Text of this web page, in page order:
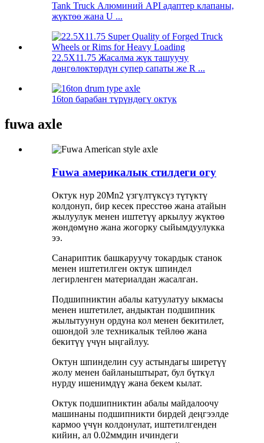
Tank Truck Алюминий API адаптер клапаны,
жүктөө жана U ...
22.5X11.75 Жасалма жүк ташуучу
дөңгөлөктөрдүн супер сапаты же R ...
16ton барабан түрүндөгү октук
fuwa axle
Fuwa америкалык стилдеги огу
Октук нур 20Mn2 үзгүлтүксүз түтүктү
колдонуп, бир кесек пресстөө жана атайын
жылуулук менен иштетүү аркылуу жүктөө
жөндөмүнө жана жогорку сыйымдуулукка
ээ.
Санариптик башкаруучу токардык станок
менен иштетилген октук шпиндел
легирленген материалдан жасалган.
Подшипниктин абалы катуулатуу ыкмасы
менен иштетилет, андыктан подшипник
жылытуунун ордуна кол менен бекитилет,
ошондой эле техникалык тейлөө жана
бекитүү үчүн ыңгайлуу.
Октун шпинделин суу астындагы ширетүү
жолу менен байланыштырат, бул бүткүл
нурду ишенимдүү жана бекем кылат.
Октук подшипниктин абалы майдалоочу
машинаны подшипникти бирдей деңгээлде
кармоо үчүн колдонулат, иштетилгенден
кийин, ал 0.02ммдин ичиндеги